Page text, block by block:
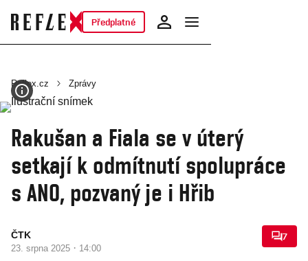
Předplatné
Reflex.cz Zprávy
Rakušan a Fiala se v úterý
setkají k odmítnutí spolupráce
s ANO, pozvaný je i Hřib
ČTK
23. srpna 2025 · 14:00
7